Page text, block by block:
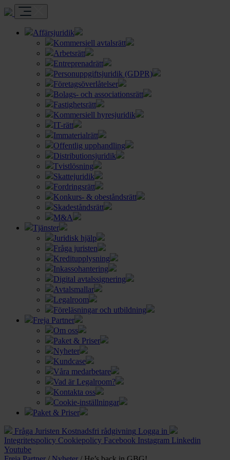
Affärsjuridik
Kommersiell avtalsrätt
Arbetsrätt
Entreprenadrätt
Personuppgiftsjuridik (GDPR)
Företagsöverlåtelser
Bolags- och associationsrätt
Fastighetsrätt
Kommersiell hyresjuridik
IT-rätt
Immaterialrätt
Offentlig upphandling
Distributionsjuridik
Tvistlösning
Skattejuridik
Fordringsrätt
Konkurs- & obeståndsrätt
Skadeståndsrätt
M&A
Tjänster
Juridisk hjälp
Fråga juristen
Kreditupplysning
Inkassohantering
Digital avtalssignering
Avtalsmallar
Legalroom
Föreläsningar och utbildning
Freja Partner
Om oss
Paket & Priser
Nyheter
Kundcase
Våra medarbetare
Vad är Legalroom?
Kontakta oss
Cookie-inställningar
Paket & Priser
Fråga Juristen Kostnadsfri rådgivning Logga in
Integritetspolicy Cookiepolicy Facebook Instagram Linkedin
Youtube